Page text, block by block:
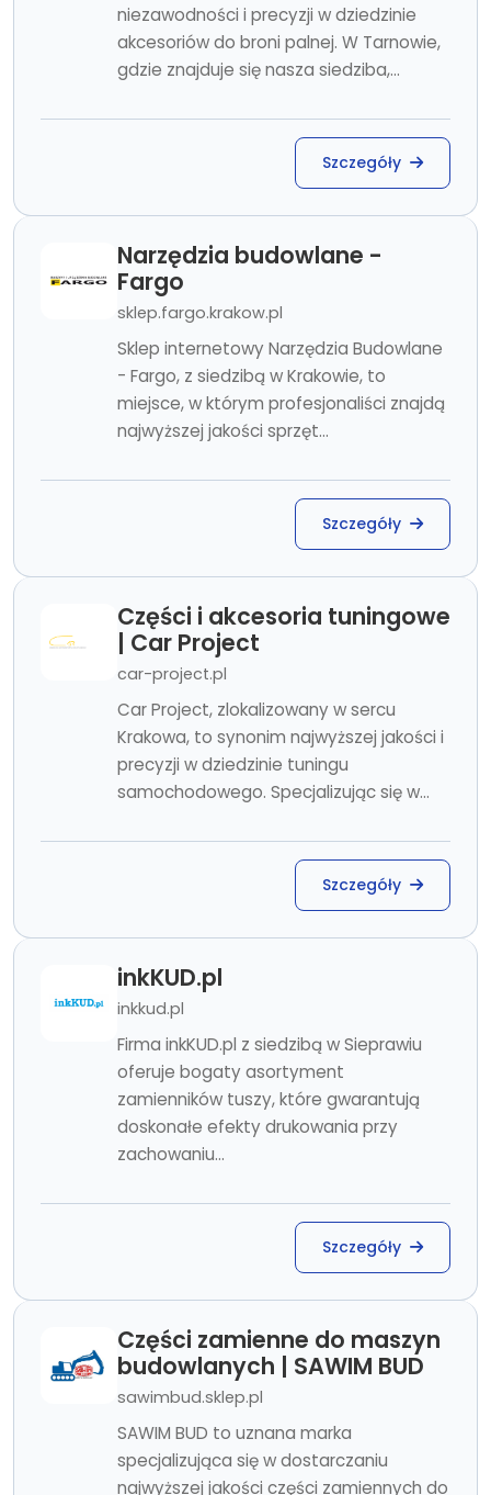
niezawodności i precyzji w dziedzinie
akcesoriów do broni palnej. W Tarnowie,
gdzie znajduje się nasza siedziba,...
Szczegóły
Narzędzia budowlane -
Fargo
sklep.fargo.krakow.pl
Sklep internetowy Narzędzia Budowlane
- Fargo, z siedzibą w Krakowie, to
miejsce, w którym profesjonaliści znajdą
najwyższej jakości sprzęt...
Szczegóły
Części i akcesoria tuningowe
| Car Project
car-project.pl
Car Project, zlokalizowany w sercu
Krakowa, to synonim najwyższej jakości i
precyzji w dziedzinie tuningu
samochodowego. Specjalizując się w...
Szczegóły
inkKUD.pl
inkkud.pl
Firma inkKUD.pl z siedzibą w Sieprawiu
oferuje bogaty asortyment
zamienników tuszy, które gwarantują
doskonałe efekty drukowania przy
zachowaniu...
Szczegóły
Części zamienne do maszyn
budowlanych | SAWIM BUD
sawimbud.sklep.pl
SAWIM BUD to uznana marka
specjalizująca się w dostarczaniu
najwyższej jakości części zamiennych do